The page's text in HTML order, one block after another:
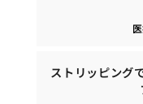
ストリッピング